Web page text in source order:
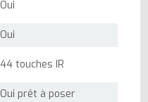
Oui
Oui
44 touches IR
Oui prêt à poser